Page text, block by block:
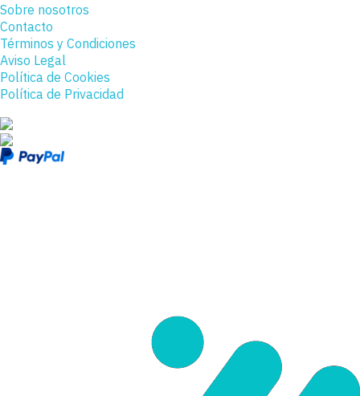
Sobre nosotros
Contacto
Términos y Condiciones
Aviso Legal
Política de Cookies
Política de Privacidad